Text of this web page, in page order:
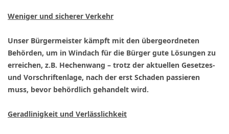
Weniger und sicherer Verkehr
Unser Bürgermeister kämpft mit den übergeordneten
Behörden, um in Windach für die Bürger gute Lösungen zu
erreichen, z.B. Hechenwang – trotz der aktuellen Gesetzes-
und Vorschriftenlage, nach der erst Schaden passieren
muss, bevor behördlich gehandelt wird.
Geradlinigkeit und Verlässlichkeit